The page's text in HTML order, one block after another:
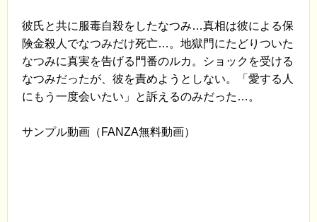
彼氏と共に服毒自殺をしたなつみ…真相は彼による保
険金殺人でなつみだけ死亡…。地獄門にたどりついた
なつみに真実を告げる門番のルカ。ショックを受ける
なつみだったが、彼を責めようとしない。「愛する人
にもう一度会いたい」と訴えるのみだった…。
サンプル動画（FANZA無料動画）